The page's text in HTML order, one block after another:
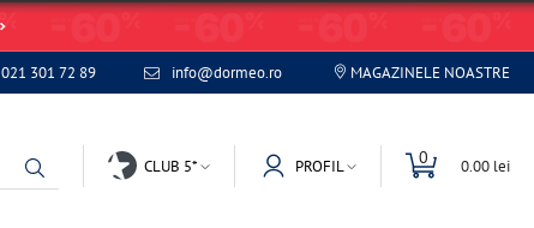
021 301 72 89 info@dormeo.ro MAGAZINELE NOASTRE
CLUB 5* PROFIL 0 0.00 lei